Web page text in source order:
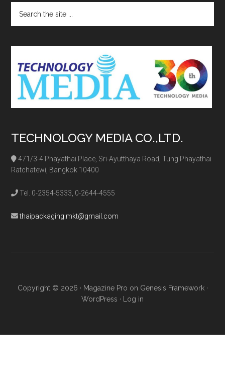
the
TECHNOLOGY MEDIA CO.,LTD.
471/3-4 Phayathai Place, Sri-Ayutthaya Road, Tung Phayathai
Ratchatewi, Bangkok 10400
Tel. 0-2354-5333, 0-2644-4555
thaipackaging.mkt@gmail.com
Copyright © 2026 · Magazine Pro on Genesis Framework·
WordPress · Log in